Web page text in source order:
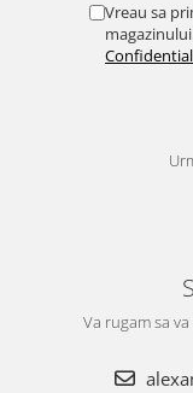
Vreau sa
Va rugam sa